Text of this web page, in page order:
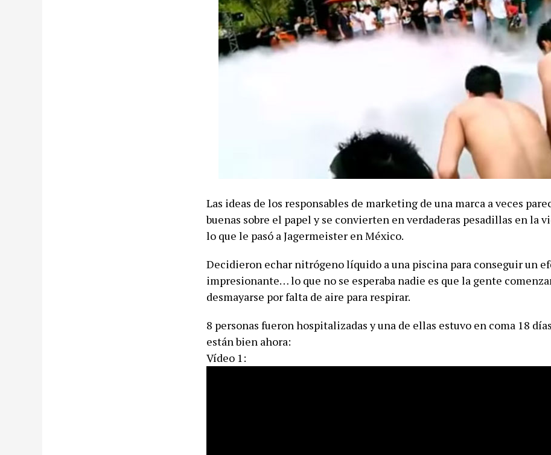
Las ideas de los responsables de marketing de una marca a veces
buenas sobre el papel y se convierten en verdaderas pesadillas en la
lo que le pasó a Jagermeister en México.
Decidieron echar nitrógeno líquido a una piscina para conseguir un
impresionante… lo que no se esperaba nadie es que la gente
desmayarse por falta de aire para respirar.
8 personas fueron hospitalizadas y una de ellas estuvo en coma 18
están bien ahora:
Vídeo 1: